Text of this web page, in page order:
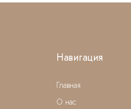
Навигация
Главная
О нас